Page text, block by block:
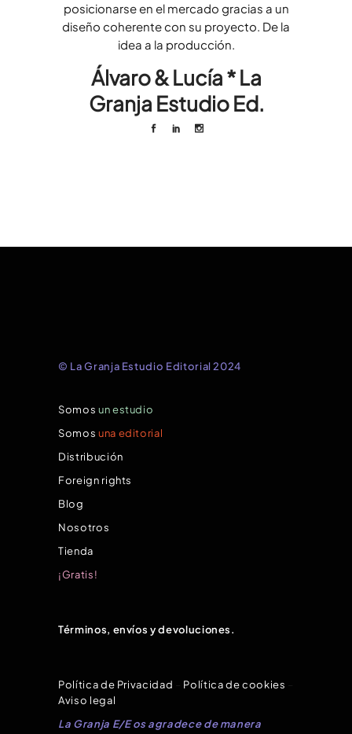
posicionarse en el mercado gracias a un
diseño coherente con su proyecto. De la
idea a la producción.
Álvaro & Lucía * La
Granja Estudio Ed.
© La Granja Estudio Editorial 2024
Somos un estudio
Somos una editorial
Distribución
Foreign rights
Blog
Nosotros
Tienda
¡Gratis!
Términos, envíos y devoluciones.
Política de Privacidad Política de cookies
Aviso legal
La Granja E/E os agradece de manera